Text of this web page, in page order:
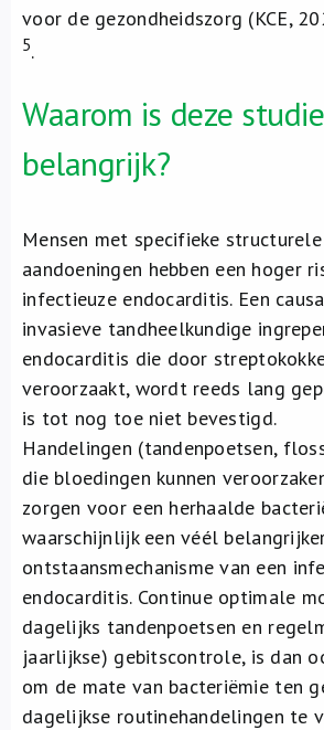
voor de gezondheidszorg (KCE,
5.
Waarom is deze studie
belangrijk?
Mensen met specifieke
aandoeningen hebben een hoger
infectieuze endocarditis. Een
invasieve tandheelkundige
endocarditis die door
veroorzaakt, wordt reeds lang
is tot nog toe niet bevestigd.
Handelingen (tandenpoetsen,
die bloedingen kunnen
zorgen voor een herhaalde
waarschijnlijk een véél
ontstaansmechanisme van een
endocarditis. Continue optimale
dagelijks tandenpoetsen en
jaarlijkse) gebitscontrole, is dan
om de mate van bacteriëmie ten
dagelijkse routinehandelingen te